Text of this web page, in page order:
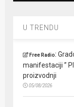
U TRENDU
Free Radio:
manifestaciji ”
proizvodnji
05/08/2026